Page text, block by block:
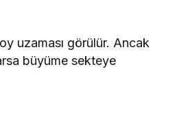
uzaması görülür. Ancak
büyüme sekteye